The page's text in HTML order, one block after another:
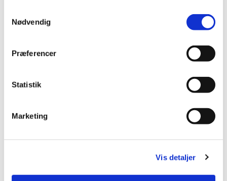
Nødvendig
Præferencer
Statistik
Marketing
Vis detaljer
Æslet er et
dyr, det kan klare sig uden vand i
ikke kræsne.
og kan bære tunge byrder.
lange ører
og en god hørelse. Til gengæld er
Selma Lagerlöf fortæller, om hvordan æslet fik sine